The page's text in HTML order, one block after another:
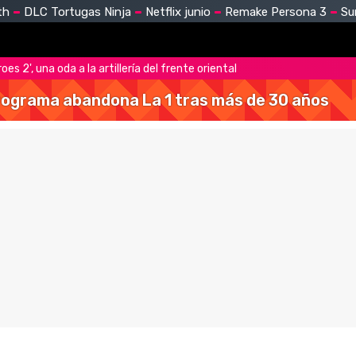
DLC Tortugas Ninja Netflix junio Remake Persona 3
2', una oda a la artillería del frente oriental
abandona La 1 tras más de 30 años